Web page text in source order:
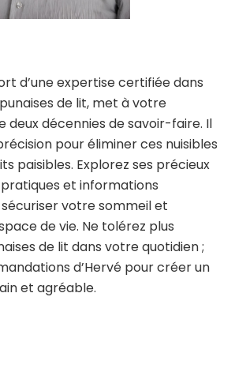
d’une expertise certifiée dans
de lit, met à votre
deux décennies de savoir-faire. Il
pour éliminer ces nuisibles
paisibles. Explorez ses précieux
et informations
votre sommeil et
de vie. Ne tolérez plus
de lit dans votre quotidien ;
d’Hervé pour créer un
et agréable.